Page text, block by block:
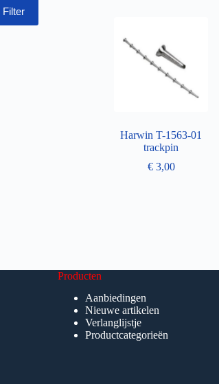
Harwin T-1563-01
trackpin
€3,00
Filter
Producten
Aanbiedingen
Nieuwe artikelen
Verlanglijstje
Productcategorieën